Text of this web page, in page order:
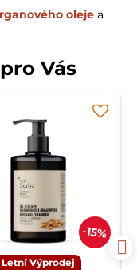
oleje a
Vás
15%
Letní Výprodej